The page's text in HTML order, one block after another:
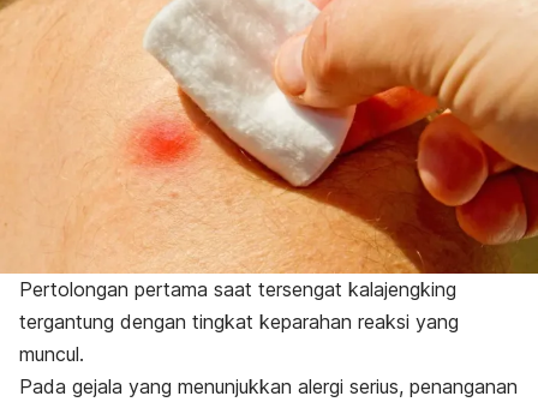
Pertolongan pertama saat tersengat kalajengking
tergantung dengan tingkat keparahan reaksi yang
muncul.
Pada gejala yang menunjukkan alergi serius, penanganan